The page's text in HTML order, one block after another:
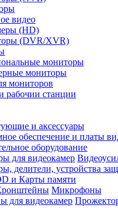
видео
(HD)
(DVR/XVR)
мониторы
мониторы
мониторов
рабочии станции
и аксессуары
обеспечение и платы
оборудование
для видеокамер
делители, устройства
и Карты памяти
Микрофоны
для видеокамер